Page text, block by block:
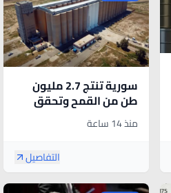
سورية تنتج 2.7 مليون
طن من القمح وتحقق
الاكتفاء الذاتيمنذ 14 ساعة
التفاصيل